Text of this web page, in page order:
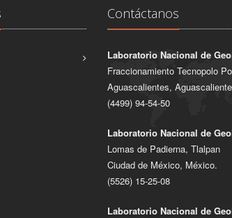
Contáctanos
Laboratorio Nacional de
Fraccionamiento Tecnopolo
Aguascalientes,
(4499) 94-54-50
Laboratorio Nacional de
Lomas de Padierna, Tlalpan
Ciudad de México, México.
(5526) 15-25-08
Laboratorio Nacional de